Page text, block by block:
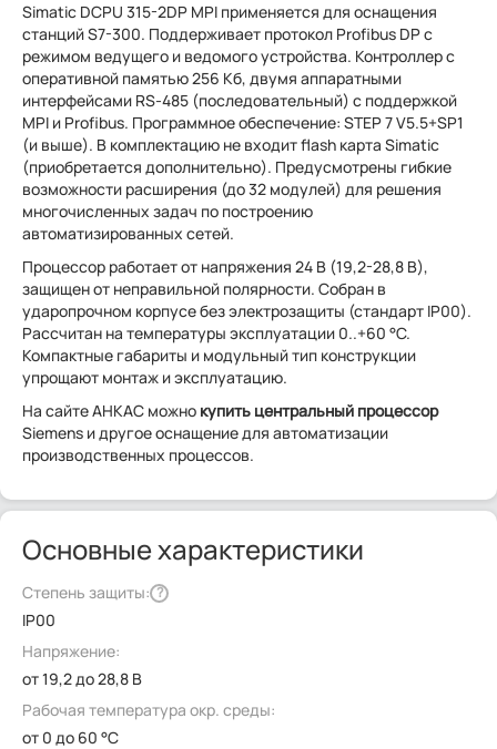
Simatic DCPU 315-2DP MPI применяется для оснащения
станций S7-300. Поддерживает протокол Profibus DP с
режимом ведущего и ведомого устройства. Контроллер с
оперативной памятью 256 Кб, двумя аппаратными
интерфейсами RS-485 (последовательный) с поддержкой
MPI и Profibus. Программное обеспечение: STEP 7 V5.5+SP1
(и выше). В комплектацию не входит flash карта Simatic
(приобретается дополнительно). Предусмотрены гибкие
возможности расширения (до 32 модулей) для решения
многочисленных задач по построению
автоматизированных сетей.
Процессор работает от напряжения 24 В (19,2-28,8 В),
защищен от неправильной полярности. Собран в
ударопрочном корпусе без электрозащиты (стандарт IP00).
Рассчитан на температуры эксплуатации 0..+60 °C.
Компактные габариты и модульный тип конструкции
упрощают монтаж и эксплуатацию.
На сайте АНКАС можно купить центральный процессор
Siemens и другое оснащение для автоматизации
производственных процессов.
Основные характеристики
Степень защиты: ?
IP00
Напряжение:
от 19,2 до 28,8 В
Рабочая температура окр. среды:
от 0 до 60 °C